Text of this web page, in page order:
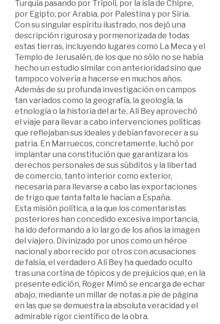
Turquía pasando por Trípoli, por la isla de Chipre,
por Egipto, por Arabia, por Palestina y por Siria.
Con su singular espíritu ilustrado, nos dejó una
descripción rigurosa y pormenorizada de todas
estas tierras, incluyendo lugares como La Meca y el
Templo de Jerusalén, de los que no sólo no se había
hecho un estudio similar con anterioridad sino que
tampoco volvería a hacerse en muchos años.
Además de su profunda investigación en campos
tan variados como la geografía, la geología, la
etnología o la historia del arte, Alí Bey aprovechó
el viaje para llevar a cabo intervenciones políticas
que reflejaban sus ideales y debían favorecer a su
patria. En Marruecos, concretamente, luchó por
implantar una constitución que garantizara los
derechos personales de sus súbditos y la libertad
de comercio, tanto interior como exterior,
necesaria para llevarse a cabo las exportaciones
de trigo que tanta falta le hacían a España.
Esta misión política, a la que los comentaristas
posteriores han concedido excesiva importancia,
ha ido deformando a lo largo de los años la imagen
del viajero. Divinizado por unos como un héroe
nacional y aborrecido por otros con acusaciones
de falsía, el verdadero Alí Bey ha quedado oculto
tras una cortina de tópicos y de prejuicios que, en la
presente edición, Roger Mimó se encarga de echar
abajo, mediante un millar de notas a pie de página
en las que se demuestra la absoluta veracidad y el
admirable rigor científico de la obra.